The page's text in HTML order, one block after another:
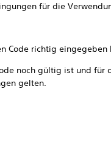
für die
Code richtig eingegeben
noch gültig ist und für
gelten.